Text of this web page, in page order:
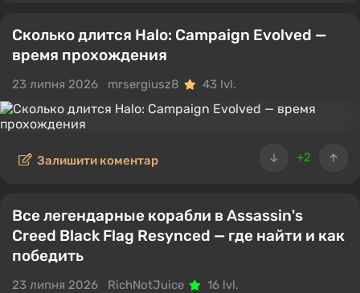
Сколько длится Halo: Campaign Evolved —
время прохождения
23 липня 2026 mrsergiusz8 43 lvl.
+2
Залишити коментар
Все легендарные корабли в Assassin's
Creed Black Flag Resynced — где найти и как
победить
23 липня 2026 RichNotJuice 16 lvl.